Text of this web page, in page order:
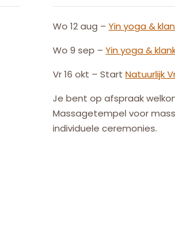
Wo 12 aug – Yin yoga &
Wo 9 sep – Yin yoga &
Vr 16 okt – Start Natuurlijk
Je bent op afspraak
Massagetempel voor
individuele ceremonies.